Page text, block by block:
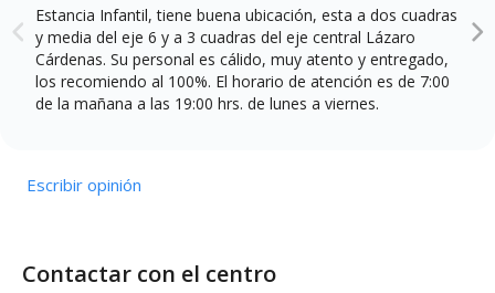
Estancia Infantil, tiene buena ubicación, esta a dos cuadras
y media del eje 6 y a 3 cuadras del eje central Lázaro
Cárdenas. Su personal es cálido, muy atento y entregado,
los recomiendo al 100%. El horario de atención es de 7:00
de la mañana a las 19:00 hrs. de lunes a viernes.
Escribir opinión
Contactar con el centro